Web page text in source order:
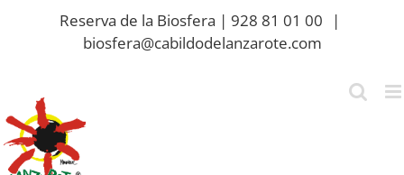
Reserva de la Biosfera | 928 81 01 00
|
biosfera@cabildodelanzarote.com